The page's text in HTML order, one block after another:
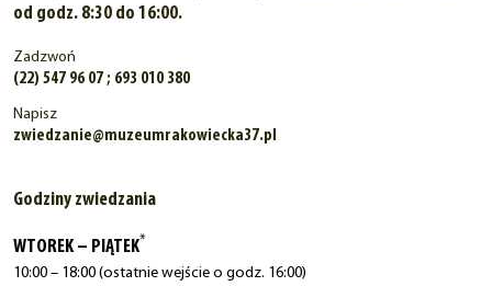
od godz. 8:30 do 16:00.
Zadzwoń
(22) 547 96 07 ; 693 010 380
Napisz
zwiedzanie@muzeumrakowiecka37.pl
Godziny zwiedzania
WTOREK – PIĄTEK*
10:00 – 18:00 (ostatnie wejście o godz. 16:00)